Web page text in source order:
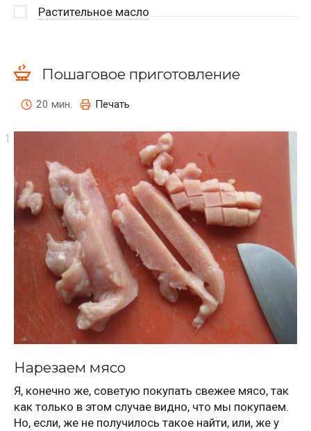
Растительное масло
Пошаговое приготовление
20 мин. Печать
Нарезаем мясо
Я, конечно же, советую покупать свежее мясо, так
как только в этом случае видно, что мы покупаем.
Но, если, же не получилось такое найти, или, же у